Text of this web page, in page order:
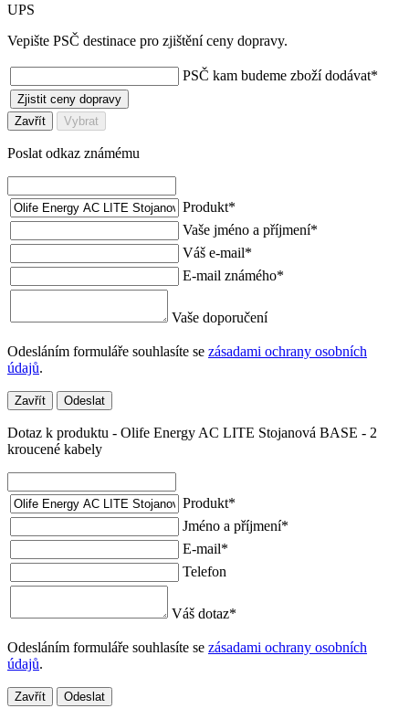
UPS
Vepište PSČ destinace pro zjištění ceny dopravy.
PSČ kam budeme zboží dodávat*
Zjistit ceny dopravy
Zavřít
Vybrat
Poslat odkaz známému
Produkt*
Vaše jméno a příjmení*
Váš e-mail*
E-mail známého*
Vaše doporučení
Odesláním formuláře souhlasíte se zásadami ochrany osobních
údajů.
Zavřít Odeslat
Dotaz k produktu - Olife Energy AC LITE Stojanová BASE - 2
kroucené kabely
Produkt*
Jméno a příjmení*
E-mail*
Telefon
Váš dotaz*
Odesláním formuláře souhlasíte se zásadami ochrany osobních
údajů.
Zavřít Odeslat